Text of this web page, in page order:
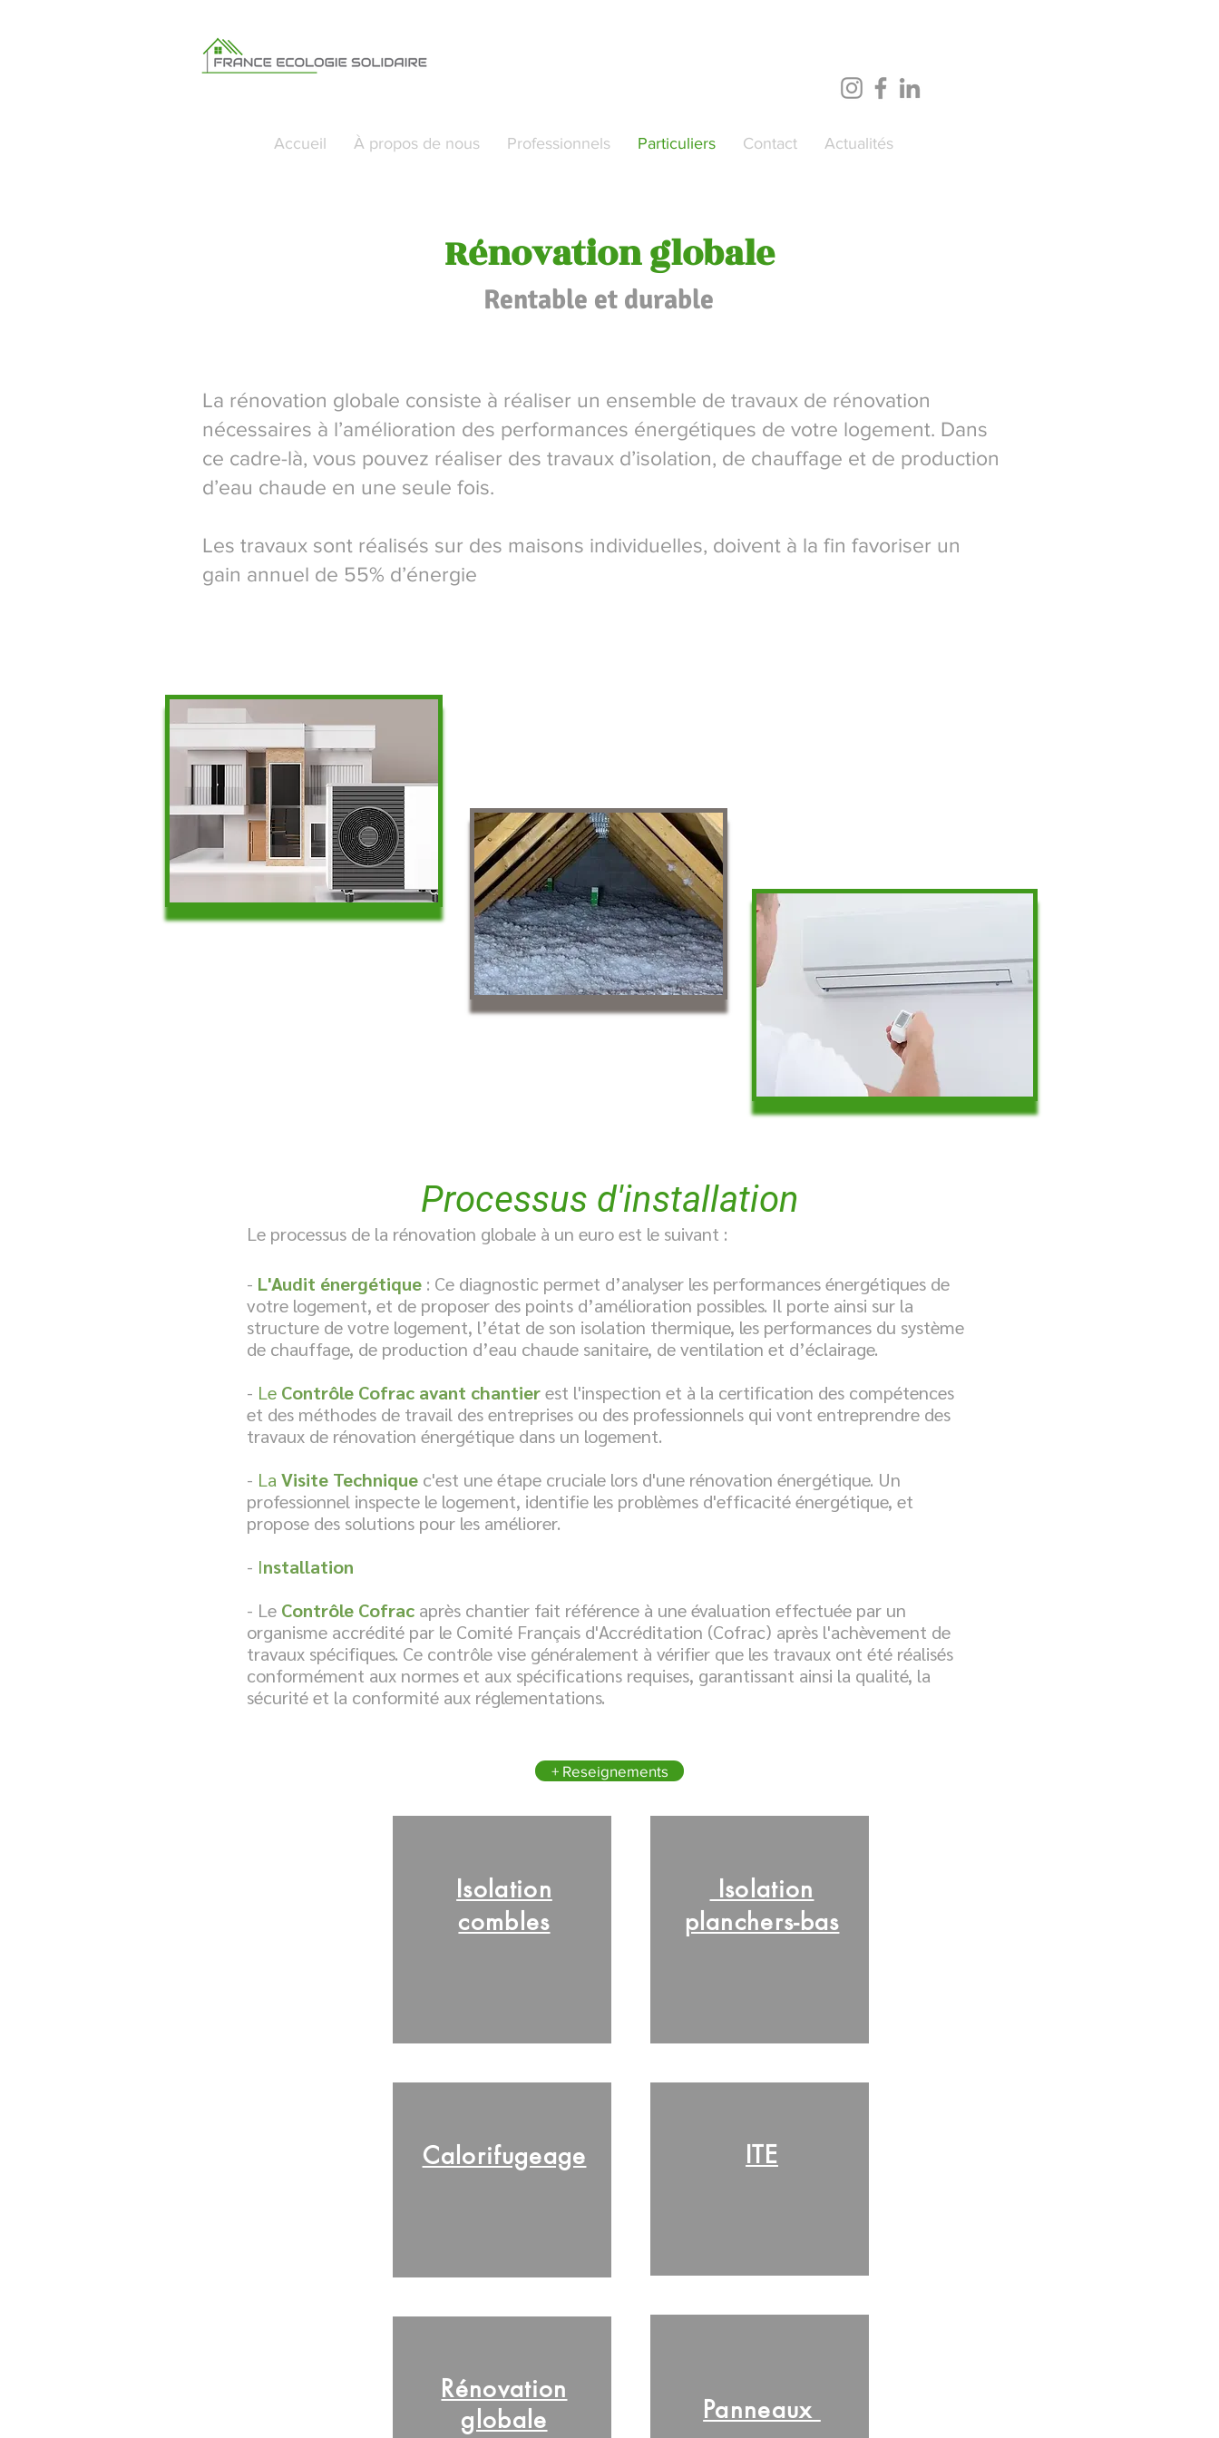
Accueil À propos de nous Professionnels Particuliers Contact Actualités
Rénovation globale
Rentable et durable
La rénovation globale consiste à réaliser un ensemble de travaux de rénovation
nécessaires à l’amélioration des performances énergétiques de votre logement. Dans
ce cadre-là, vous pouvez réaliser des travaux d’isolation, de chauffage et de production
d’eau chaude en une seule fois.
Les travaux sont réalisés sur des maisons individuelles, doivent à la fin favoriser un
gain annuel de 55% d’énergie
Processus d'installation
Le processus de la rénovation globale à un euro est le suivant :
- L'Audit énergétique : Ce diagnostic permet d’analyser les performances énergétiques de
votre logement, et de proposer des points d’amélioration possibles. Il porte ainsi sur la
structure de votre logement, l’état de son isolation thermique, les performances du système
de chauffage, de production d’eau chaude sanitaire, de ventilation et d’éclairage.
- Le Contrôle Cofrac avant chantierest l'inspection et à la certification des compétences
et des méthodes de travail des entreprises ou des professionnels qui vont entreprendre des
travaux de rénovation énergétique dans un logement.
- La Visite Technique c'est une étape cruciale lors d'une rénovation énergétique. Un
professionnel inspecte le logement, identifie les problèmes d'efficacité énergétique, et
propose des solutions pour les améliorer.
- Installation
- Le Contrôle Cofrac après chantier fait référence à une évaluation effectuée par un
organisme accrédité par le Comité Français d'Accréditation (Cofrac) après l'achèvement de
travaux spécifiques. Ce contrôle vise généralement à vérifier que les travaux ont été réalisés
conformément aux normes et aux spécifications requises, garantissant ainsi la qualité, la
sécurité et la conformité aux réglementations.
+ Reseignements
Isolation
combles
Calorifugeage
Rénovation
globale
Isolation
planchers-bas
ITE
Panneaux